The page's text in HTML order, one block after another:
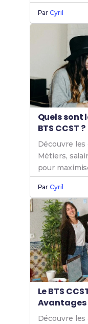
pour accéder
ParCyril
Quels sont
BTS CCST ?
Découvre les
Métiers,
pour
faire après
ParCyril
Le BTS
Découvre les